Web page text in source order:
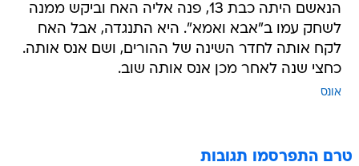
הנאשם היתה כבת 13, פנה אליה האח וביקש ממנה
לשחק עמו ב"אבא ואמא". היא התנגדה, אבל האח
לקח אותה לחדר השינה של ההורים, ושם אנס אותה.
כחצי שנה לאחר מכן אנס אותה שוב.
אונס
טרם התפרסמו תגובות